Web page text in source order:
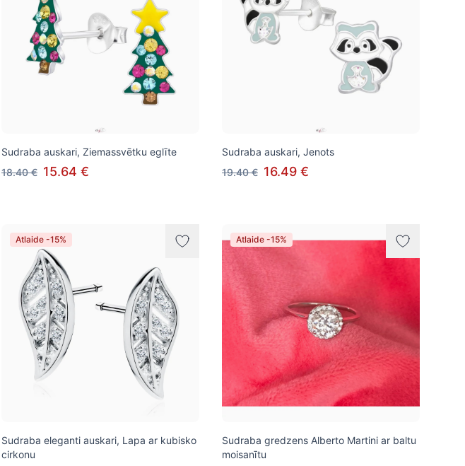
Sudraba auskari, Ziemassvētku eglīte
18.40 € 15.64 €
Sudraba auskari, Jenots
19.40 € 16.49 €
Atlaide -15%
Sudraba eleganti auskari, Lapa ar kubisko
cirkonu
Atlaide -15%
Sudraba gredzens Alberto Martini ar baltu
moisanītu